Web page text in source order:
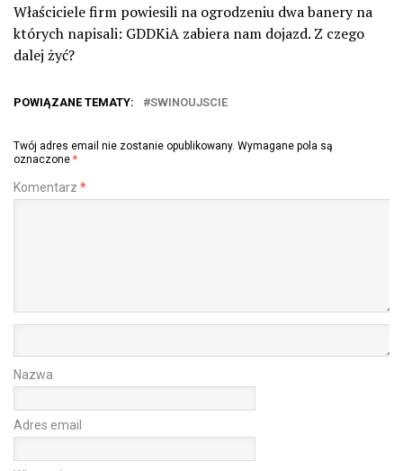
Właściciele firm powiesili na ogrodzeniu dwa banery na
których napisali: GDDKiA zabiera nam dojazd. Z czego
dalej żyć?
POWIĄZANE TEMATY: SWINOUJSCIE
Twój adres email nie zostanie opublikowany. Wymagane pola są
oznaczone *
Komentarz *
Nazwa
Adres email